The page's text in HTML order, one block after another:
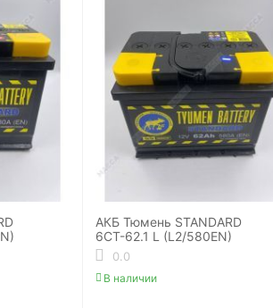
АКБ Тюмень STANDARD
6СТ-62.1 L (L2/580EN)
0.0
В наличии